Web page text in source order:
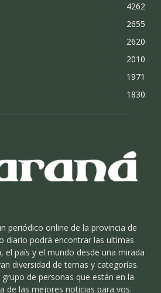
4262
2655
2620
2010
1971
1830
periódico online de la provincia de
diario podrá encontrar las ultimas
el país y el mundo desde una mirada
diversidad de temas y categorías.
de personas que están en la
de las mejores noticias para vos.